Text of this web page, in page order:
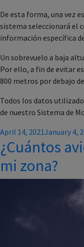
De esta forma, una vez
sistema seleccionará el
información específica
Un sobrevuelo a baja
Por ello, a fin de evitar
800 metros por debajo
Todos los datos
de nuestro Sistema de
Posted
on
April 14, 2021January 4,
¿Cuántos
mi zona?